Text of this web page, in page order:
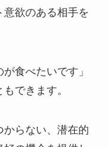
欲のある相手を
食べたいです」
できます。
からない、潜在的